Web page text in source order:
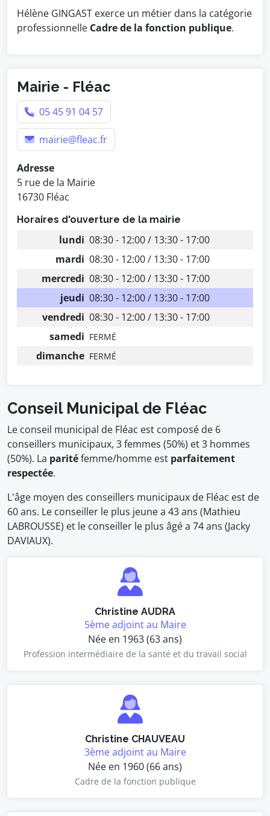
Hélène GINGAST exerce un métier dans la catégorie
professionnelle Cadre de la fonction publique.
Mairie - Fléac
05 45 91 04 57
mairie@fleac.fr
Adresse
5 rue de la Mairie
16730 Fléac
Horaires d'ouverture de la mairie
lundi 08:30 - 12:00 / 13:30 - 17:00
mardi 08:30 - 12:00 / 13:30 - 17:00
mercredi 08:30 - 12:00 / 13:30 - 17:00
jeudi 08:30 - 12:00 / 13:30 - 17:00
vendredi 08:30 - 12:00 / 13:30 - 17:00
samedi FERMÉ
dimanche FERMÉ
Conseil Municipal de Fléac
Le conseil municipal de Fléac est composé de 6
conseillers municipaux, 3 femmes (50%) et 3 hommes
(50%). La paritéfemme/homme est parfaitement
respectée.
L'âge moyen des conseillers municipaux de Fléac est de
60 ans. Le conseiller le plus jeune a 43 ans (Mathieu
LABROUSSE) et le conseiller le plus âgé a 74 ans (Jacky
DAVIAUX).
Christine AUDRA
5ème adjoint au Maire
Née en 1963 (63 ans)
Profession intermédiaire de la santé et du travail social
Christine CHAUVEAU
3ème adjoint au Maire
Née en 1960 (66 ans)
Cadre de la fonction publique